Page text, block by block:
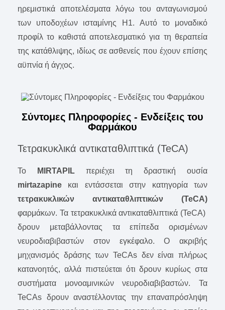
ηρεμιστικά αποτελέσματα λόγω του ανταγωνισμού
των υποδοχέων ισταμίνης H1. Αυτό το μοναδικό
προφίλ το καθιστά αποτελεσματικό για τη θεραπεία
της κατάθλιψης, ιδίως σε ασθενείς που έχουν επίσης
αϋπνία ή άγχος.
Σύντομες Πληροφορίες - Ενδείξεις του
Φαρμάκου
Τετρακυκλικά αντικαταθλιπτικά (TeCA)
To MIRTAPIL περιέχει τη δραστική ουσία
mirtazapine και εντάσσεται στην κατηγορία των
τετρακυκλικών αντικαταθλιπτικών (TeCA)
φαρμάκων. Τα τετρακυκλικά αντικαταθλιπτικά (TeCA)
δρουν μεταβάλλοντας τα επίπεδα ορισμένων
νευροδιαβιβαστών στον εγκέφαλο. Ο ακριβής
μηχανισμός δράσης των TeCAs δεν είναι πλήρως
κατανοητός, αλλά πιστεύεται ότι δρουν κυρίως στα
συστήματα μονοαμινικών νευροδιαβιβαστών. Τα
TeCAs δρουν αναστέλλοντας την επαναπρόσληψη